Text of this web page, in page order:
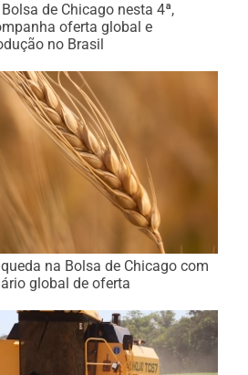
de Chicago nesta 4ª,
oferta global e
no Brasil
na Bolsa de Chicago com
global de oferta